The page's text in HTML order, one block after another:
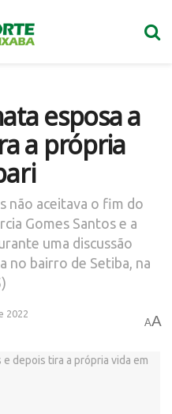
esposa a
a própria
não aceitava o fim do
Gomes Santos e a
uma discussão
no bairro de Setiba, na
2022
AA